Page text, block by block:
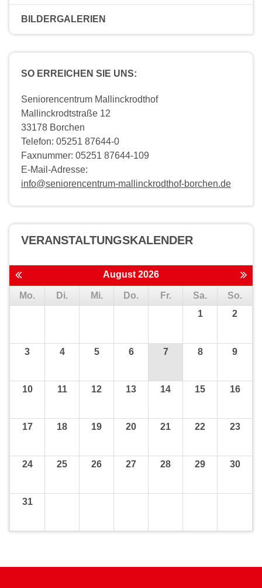
BILDERGALERIEN
SO ERREICHEN SIE UNS:
Seniorencentrum Mallinckrodthof
Mallinckrodtstraße 12
33178 Borchen
Telefon: 05251 87644-0
Faxnummer: 05251 87644-109
E-Mail-Adresse:
info@seniorencentrum-mallinckrodthof-borchen.de
VERANSTALTUNGS­KALENDER
August 2026
Mo. Di. Mi. Do. Fr. Sa.
So.
1
2
3 4 5 6 7 8 9
10 11 12 13 14 15 16
17 18 19 20 21 22 23
24 25 26 27 28 29 30
31